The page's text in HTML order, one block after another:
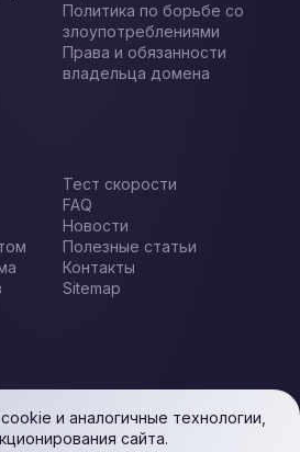
Политика по борьбе со
злоупотреблениями
Права и обязанности
владельца домена
Тест скорости
FAQ
Новости
Полезные статьи
Контакты
Sitemap
и аналогичные технологии,
сайта.